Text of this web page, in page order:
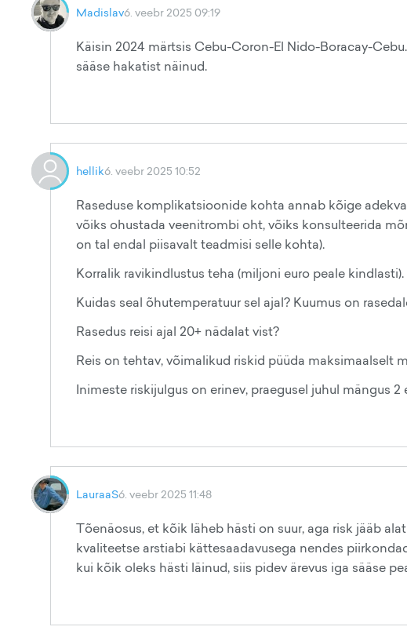
Madislav6. veebr 2025 09:19
Käisin 2024 märtsis Cebu-Coron-El Nido-Boracay-
sääse hakatist näinud.
hellik6. veebr 2025 10:52
Raseduse komplikatsioonide kohta annab kõige
võiks ohustada veenitrombi oht, võiks konsulteerida
on tal endal piisavalt teadmisi selle kohta).
Korralik ravikindlustus teha (miljoni euro peale kindlasti).
Kuidas seal õhutemperatuur sel ajal? Kuumus on
Rasedus reisi ajal 20+ nädalat vist?
Reis on tehtav, võimalikud riskid püüda maksimaalselt
Inimeste riskijulgus on erinev, praegusel juhul mängus 2
LauraaS6. veebr 2025 11:48
Tõenäosus, et kõik läheb hästi on suur, aga risk jääb
kvaliteetse arstiabi kättesaadavusega nendes
kui kõik oleks hästi läinud, siis pidev ärevus iga sääse